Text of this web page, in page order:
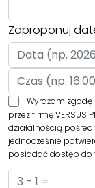
Zaproponuj
Wyrażam
przez firmę VERSUS
działalnością
jednocześnie
posiadać dostęp do